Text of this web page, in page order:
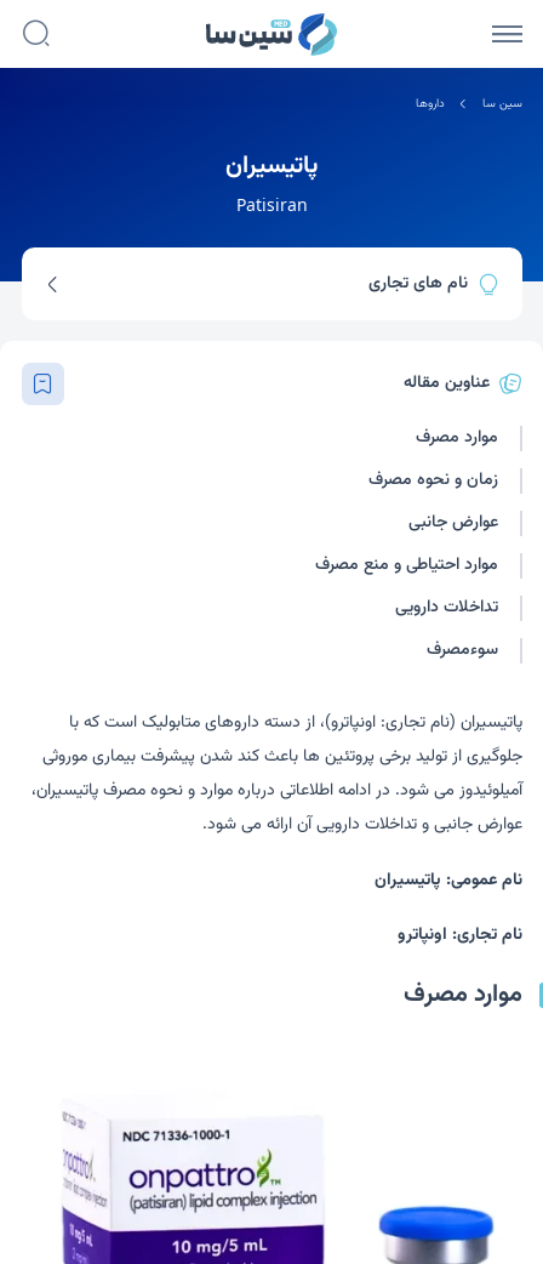
سین سا داروها
پاتیسیران
Patisiran
نام های تجاری
عناوین مقاله
موارد مصرف
زمان و نحوه مصرف
عوارض جانبی
موارد احتیاطی و منع مصرف
تداخلات دارویی
سوءمصرف
پاتیسیران (نام تجاری: اونپاترو)، از دسته داروهای متابولیک است که با
جلوگیری از تولید برخی پروتئین ها باعث کند شدن پیشرفت بیماری موروثی
آمیلوئیدوز می شود. در ادامه اطلاعاتی درباره موارد و نحوه مصرف پاتیسیران،
عوارض جانبی و تداخلات دارویی آن ارائه می شود.
نام عمومی: پاتیسیران
نام تجاری: اونپاترو
موارد مصرف